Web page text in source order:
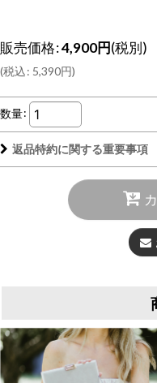
販売価格:4,900円(税別)
(税込: 5,390円)
数量:
返品特約に関する重要事項